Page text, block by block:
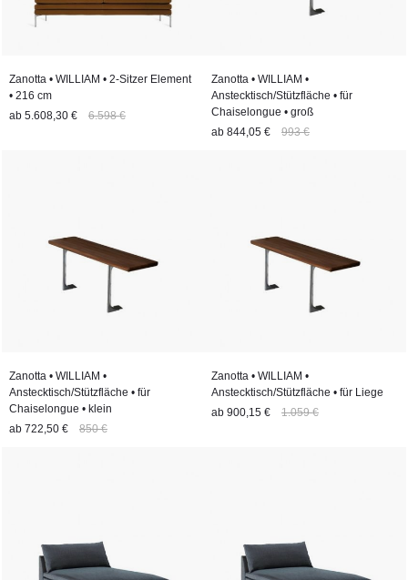
Zanotta • WILLIAM • 2-Sitzer Element
• 216 cm
ab 5.608,30 € 6.598 €
Zanotta • WILLIAM •
Anstecktisch/Stützfläche • für
Chaiselongue • groß
ab 844,05 € 993 €
Zanotta • WILLIAM •
Anstecktisch/Stützfläche • für
Chaiselongue • klein
ab 722,50 € 850 €
Zanotta • WILLIAM •
Anstecktisch/Stützfläche • für Liege
ab 900,15 € 1.059 €